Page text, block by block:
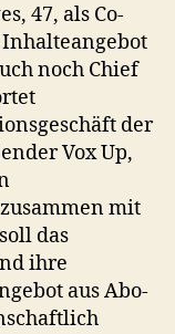
47, als Co-
Inhalteangebot
noch Chief
der
Vox Up,
mit
das
ihre
aus Abo-